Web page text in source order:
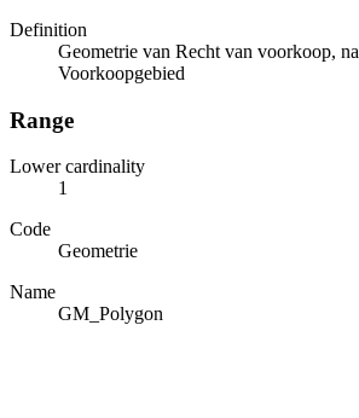
Definition
Geometrie van Recht van voorkoop,
Voorkoopgebied
Range
Lower cardinality
1
Code
Geometrie
Name
GM_Polygon